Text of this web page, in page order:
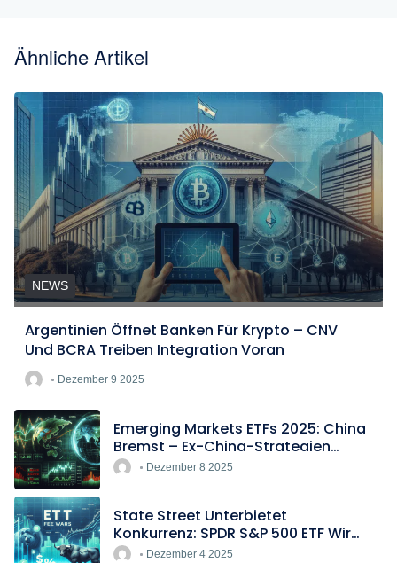
Ähnliche Artikel
NEWS
Argentinien Öffnet Banken Für Krypto – CNV
Und BCRA Treiben Integration Voran
Dezember 9 2025
Emerging Markets ETFs 2025: China
Bremst – Ex-China-Strategien
BoomenDezember 8 2025
State Street Unterbietet
Konkurrenz: SPDR S&P 500 ETF Wird
Europas Günstigster Indextracker
Dezember 4 2025